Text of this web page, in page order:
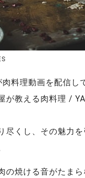
料理動画を配信し
が教える肉料理 /
尽くし、その魅力
の焼ける音がたま